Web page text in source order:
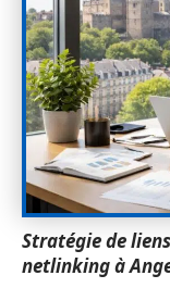
Stratégie de
netlinking à